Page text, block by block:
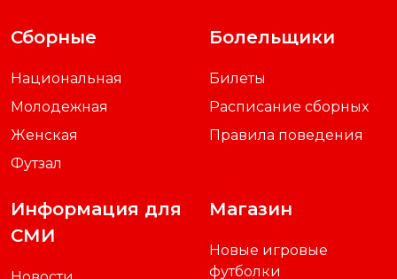
Сборные
Национальная
Молодежная
Женская
Футзал
Болельщики
Билеты
Расписание сборных
Правила поведения
Информация для
СМИ
Магазин
Новые игровые
футболки